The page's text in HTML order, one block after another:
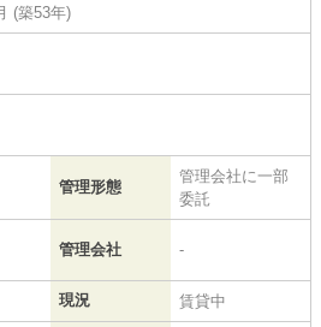
(築53年)
管理形態
管理会社に一部
委託
管理会社 -
現況 賃貸中